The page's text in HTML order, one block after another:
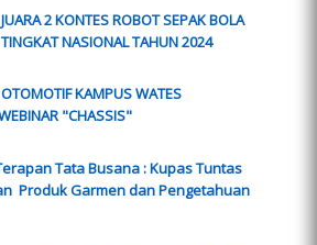
2 KONTES ROBOT SEPAK BOLA
NASIONAL TAHUN 2024
KAMPUS WATES
"CHASSIS"
Tata Busana : Kupas Tuntas
Produk Garmen dan Pengetahuan